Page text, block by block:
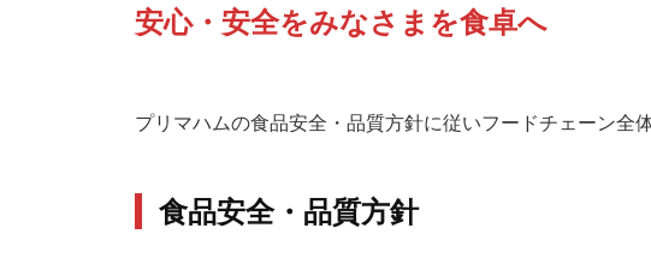
安心・安全をみなさまを食卓へ
プリマハムの食品安全・品質方針に従いフードチェーン全
食品安全・品質方針